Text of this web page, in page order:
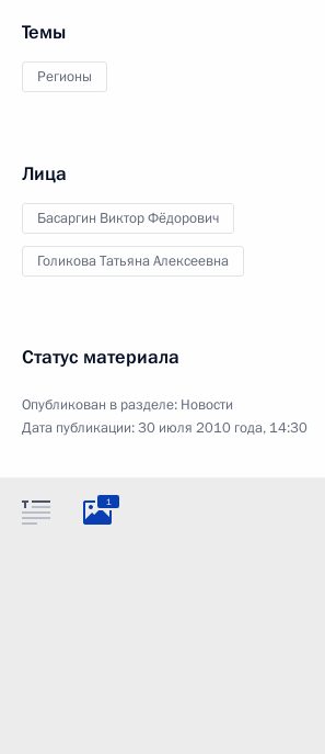
Темы
Регионы
Лица
Басаргин Виктор Фёдорович
Голикова Татьяна Алексеевна
Статус материала
Опубликован в разделе: Новости
Дата публикации:30 июля 2010 года, 14:30
1